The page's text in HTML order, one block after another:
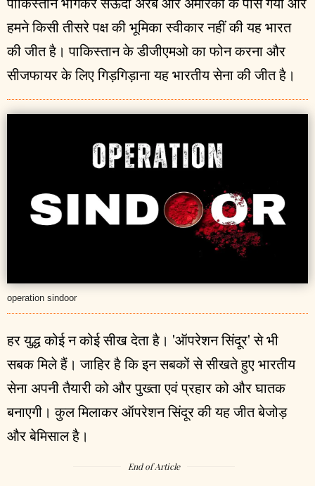
हमने किसी तीसरे पक्ष की भूमिका स्वीकार नहीं की यह भारत
की जीत है। पाकिस्तान के डीजीएमओ का फोन करना और
सीजफायर के लिए गिड़गिड़ाना यह भारतीय सेना की जीत है।
operation sindoor
हर युद्ध कोई न कोई सीख देता है। 'ऑपरेशन सिंदूर' से भी
सबक मिले हैं। जाहिर है कि इन सबकों से सीखते हुए भारतीय
सेना अपनी तैयारी को और पुख्ता एवं प्रहार को और घातक
बनाएगी। कुल मिलाकर ऑपरेशन सिंदूर की यह जीत बेजोड़
और बेमिसाल है।
End of Article